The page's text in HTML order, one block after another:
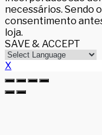
necessários. Sendo
consentimento
loja.
SAVE & ACCEPT
X